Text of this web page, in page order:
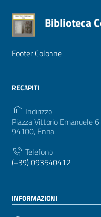
Biblioteca
Footer Colonne
RECAPITI
Indirizzo
Piazza Vittorio Emanuele 6
94100, Enna
Telefono
(+39) 093540412
INFORMAZIONI